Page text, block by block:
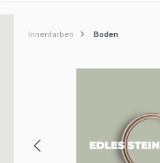
Innenfarben Boden